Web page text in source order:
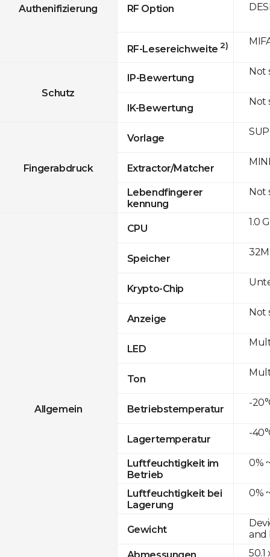
Authenifizierung RF Option
RF-Lesereichweite 2)
Schutz
IP-Bewertung
IK-Bewertung
Fingerabdruck
Vorlage
Extractor/Matcher
Lebendfingerer
kennung
Allgemein
CPU
Speicher
Krypto-Chip
Anzeige
LED
Ton
Betriebstemperatur
Lagertemperatur
Luftfeuchtigkeit im
Betrieb
Luftfeuchtigkeit bei
Lagerung
Gewicht
Abmessungen
Not
Not
Not
1.0
Not
-
-
0%
0%
and
50.1